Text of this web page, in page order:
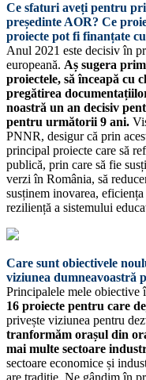
Ce sfaturi aveți pentru
președinte AOR? Ce
proiecte pot fi finanțate
Anul 2021 este decisiv în
europeană. Aș sugera
proiectele, să înceapă cu
pregătirea
noastră un an decisiv
pentru următorii 9 ani.
PNNR, desigur că prin
principal proiecte care să
publică, prin care să fie
verzi în România, să
susținem inovarea,
reziliență a sistemului
Care sunt obiectivele
viziunea dumneavoastră
Principalele mele obiective
16 proiecte pentru care
privește viziunea pentru
tranformăm orașul din
mai multe sectoare
sectoare economice și
are tradiție. Ne gândim în